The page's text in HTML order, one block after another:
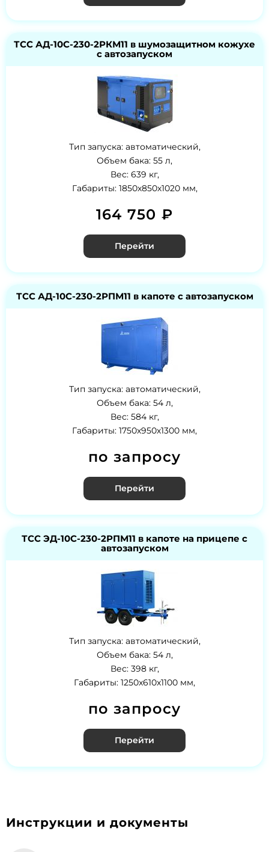
ТСС АД-10С-230-2РКМ11 в шумозащитном кожухе
с автозапуском
Тип запуска: автоматический,
Объем бака: 55 л,
Вес: 639 кг,
Габариты: 1850х850х1020 мм,
164 750 ₽
Перейти
ТСС АД-10С-230-2РПМ11 в капоте с автозапуском
Тип запуска: автоматический,
Объем бака: 54 л,
Вес: 584 кг,
Габариты: 1750х950х1300 мм,
по запросу
Перейти
ТСС ЭД-10С-230-2РПМ11 в капоте на прицепе с
автозапуском
Тип запуска: автоматический,
Объем бака: 54 л,
Вес: 398 кг,
Габариты: 1250x610x1100 мм,
по запросу
Перейти
Инструкции и документы